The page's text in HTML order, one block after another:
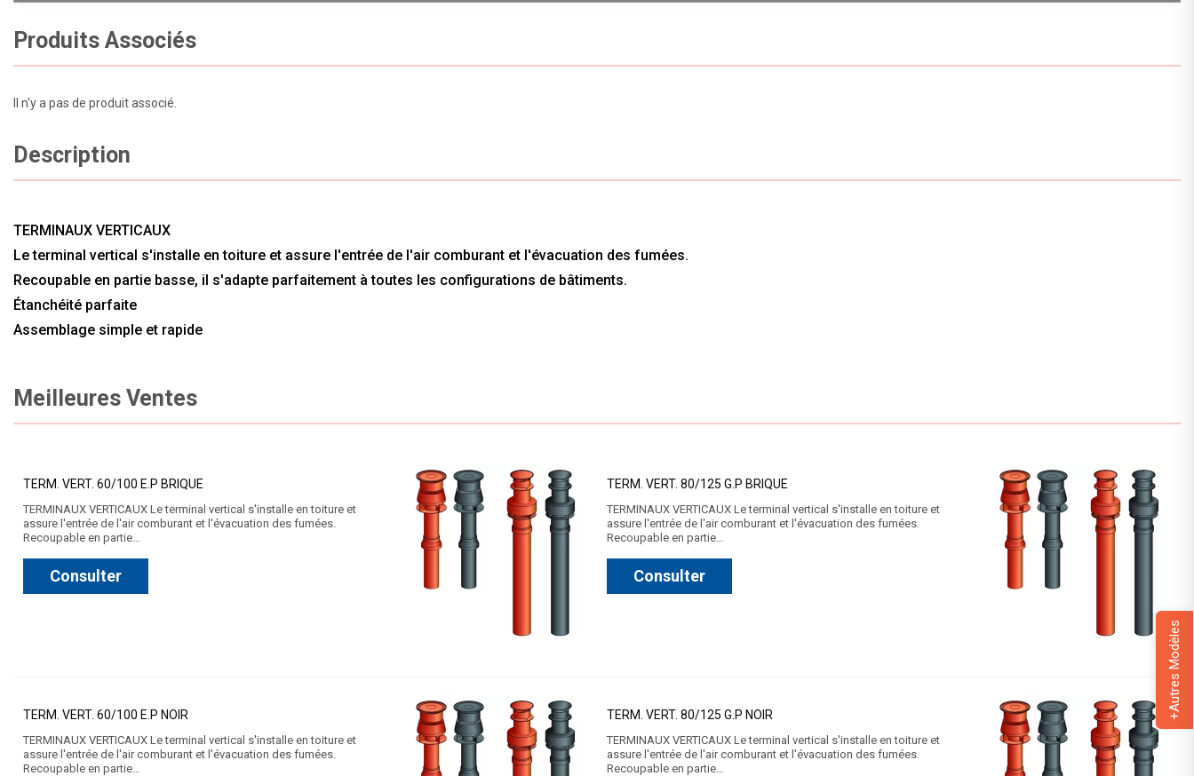
+Autres Modèles
Produits Associés
Il n'y a pas de produit associé.
Description
TERMINAUX VERTICAUX
Le terminal vertical s'installe en toiture et assure l'entrée de l'air comburant et l'évacuation des fumées.
Recoupable en partie basse, il s'adapte parfaitement à toutes les configurations de bâtiments.
Étanchéité parfaite
Assemblage simple et rapide
Meilleures Ventes
TERM. VERT. 60/100 E.P BRIQUE
TERMINAUX VERTICAUX Le terminal vertical s'installe en toiture et
assure l'entrée de l'air comburant et l'évacuation des fumées.
Recoupable en partie…
Consulter
TERM. VERT. 80/125 G.P BRIQUE
TERMINAUX VERTICAUX Le terminal vertical s'installe en toiture et
assure l'entrée de l'air comburant et l'évacuation des fumées.
Recoupable en partie…
Consulter
TERM. VERT. 60/100 E.P NOIR
TERMINAUX VERTICAUX Le terminal vertical s'installe en toiture et
assure l'entrée de l'air comburant et l'évacuation des fumées.
Recoupable en partie…
TERM. VERT. 80/125 G.P NOIR
TERMINAUX VERTICAUX Le terminal vertical s'installe en toiture et
assure l'entrée de l'air comburant et l'évacuation des fumées.
Recoupable en partie…